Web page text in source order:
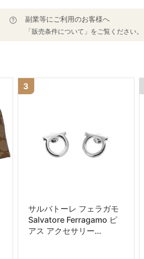
副業等にご利用のお客様へ
「販売条件について」をご覧ください。
3
サルバトーレ フェラガモ
Salvatore Ferragamo ピ
アス アクセサリー